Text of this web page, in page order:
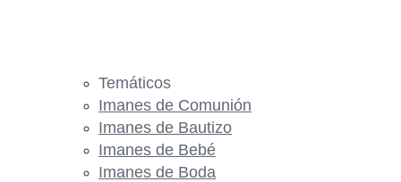
Temáticos
Imanes de Comunión
Imanes de Bautizo
Imanes de Bebé
Imanes de Boda